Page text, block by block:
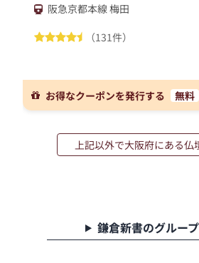
阪急京都本線 梅田
（131件）
お得なクーポンを発行する 無料
上記以外で大阪府にある仏
鎌倉新書のグルー